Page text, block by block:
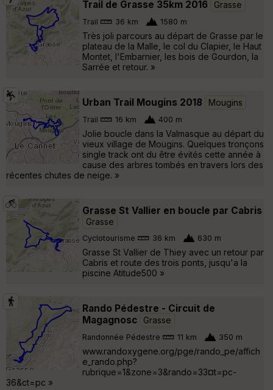
Trail de Grasse 35km 2016 Grasse
Trail 36 km 1580 m
Très joli parcours au départ de Grasse par le
plateau de la Malle, le col du Clapier, le Haut
Montet, l'Embarnier, les bois de Gourdon, la
Sarrée et retour. »
Urban Trail Mougins 2018 Mougins
Trail 16 km 400 m
Jolie boucle dans la Valmasque au départ du
vieux village de Mougins. Quelques tronçons
single track ont du être évités cette année à
cause des arbres tombés en travers lors des
récentes chutes de neige. »
Grasse St Vallier en boucle par Cabris
Grasse
Cyclotourisme 36 km 630 m
Grasse St Vallier de Thiey avec un retour par
Cabris et route des trois ponts, jusqu'a la
piscine Atitude500 »
Rando Pédestre - Circuit de
Magagnosc
Grasse
Randonnée Pédestre 11 km 350 m
www.randoxygene.org/pge/rando_pe/affich
e_rando.php?
rubrique=1&zone=3&rando=33¤t=pc-
36&ct=pc »